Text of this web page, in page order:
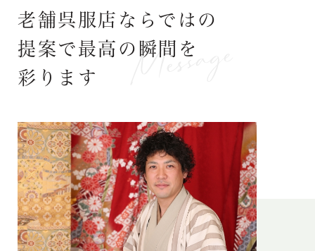
ABOUT
お問い合わせ・来店予約
老舗呉服店ならではの
提案で最高の瞬間を
彩ります